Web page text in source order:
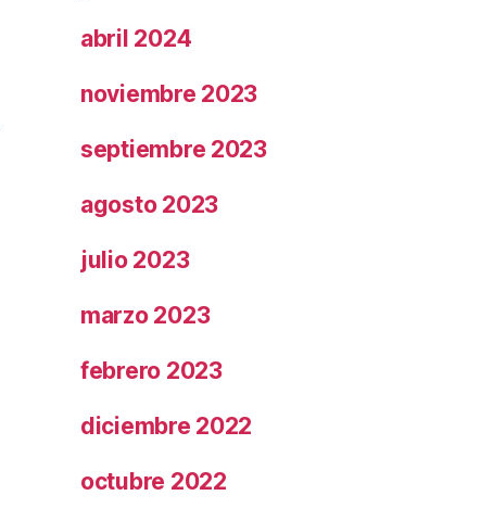
abril 2024
noviembre 2023
septiembre 2023
agosto 2023
julio 2023
marzo 2023
febrero 2023
diciembre 2022
octubre 2022